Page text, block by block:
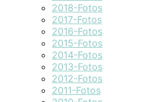
2018-Fotos
2017-Fotos
2016-Fotos
2015-Fotos
2014-Fotos
2013-Fotos
2012-Fotos
2011-Fotos